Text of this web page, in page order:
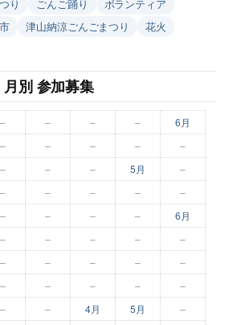
り ごんご踊り
ボランティア
津山納涼ごんごまつり
花火
月別 参加募集
– – – –
6月
– – – – –
– – – 5月
–
– – – – –
– – – –
6月
– – – – –
– – – –
–
– – – – –
– – 4月 5月
–